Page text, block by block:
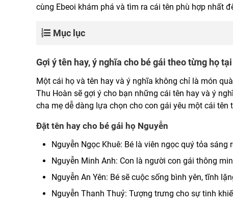
cùng Ebeoi khám phá và tìm ra cái tên phù hợp nhất
Mục lục
Gợi ý tên hay, ý nghĩa cho bé gái theo từng họ
Một cái họ và tên hay và ý nghĩa không chỉ là món
Thu Hoàn sẽ gợi ý cho bạn những cái tên hay và ý
cha mẹ dễ dàng lựa chọn cho con gái yêu một cái tên
Đặt tên hay cho bé gái họ Nguyễn
Nguyễn Ngọc Khuê: Bé là viên ngọc quý tỏa
Nguyễn Minh Anh: Con là người con gái thông
Nguyễn An Yên: Bé sẽ cuộc sống bình yên, tĩnh
Nguyễn Thanh Thuỷ: Tượng trưng cho sự tinh